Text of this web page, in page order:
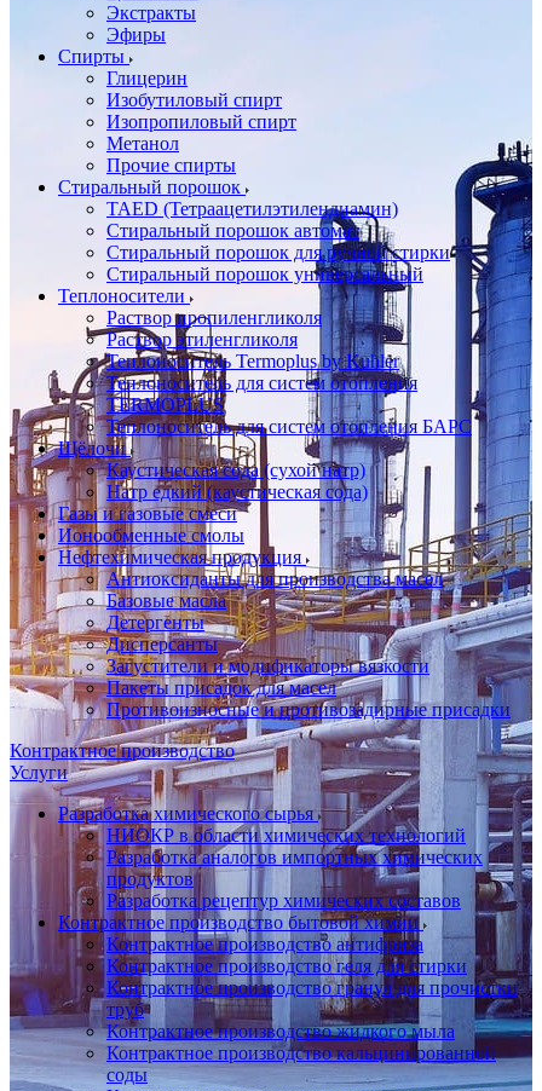
Экстракты
Эфиры
Спирты
Глицерин
Изобутиловый спирт
Изопропиловый спирт
Метанол
Прочие спирты
Стиральный порошок
TAED (Тетраацетилэтилендиамин)
Стиральный порошок автомат
Стиральный порошок для ручной стирки
Стиральный порошок универсальный
Теплоносители
Раствор пропиленгликоля
Раствор этиленгликоля
Теплоноситель Termoplus by Kuhler
Теплоноситель для систем отопления
TERMOPLUS
Теплоноситель для систем отопления БАРС
Щёлочи
Каустическая сода (сухой натр)
Натр едкий (каустическая сода)
Газы и газовые смеси
Ионообменные смолы
Нефтехимическая продукция
Антиоксиданты для производства масел
Базовые масла
Детергенты
Дисперсанты
Загустители и модификаторы вязкости
Пакеты присадок для масел
Противоизносные и противозадирные присадки
Контрактное производство
Услуги
Разработка химического сырья
НИОКР в области химических технологий
Разработка аналогов импортных химических
продуктов
Разработка рецептур химических составов
Контрактное производство бытовой химии
Контрактное производство антифриза
Контрактное производство геля для стирки
Контрактное производство гранул для прочистки
труб
Контрактное производство жидкого мыла
Контрактное производство кальцинированной
соды